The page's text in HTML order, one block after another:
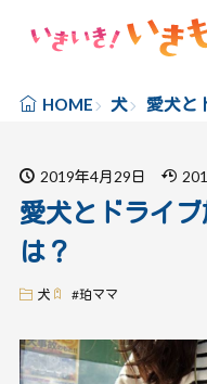
HOME 犬 愛犬と
2019年4月29日
愛犬とドライ
は？
犬 #珀ママ